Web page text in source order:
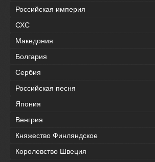
Российская империя
СХС
Македония
Болгария
Сербия
Российская песня
Япония
Венгрия
Княжество Финляндское
Королевство Швеция